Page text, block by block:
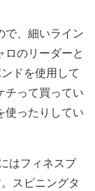
で、細いライン
ロのリーダーと
ドを使用して
チって買ってい
使ったりしてい
はフィネスブ
スピニングタ